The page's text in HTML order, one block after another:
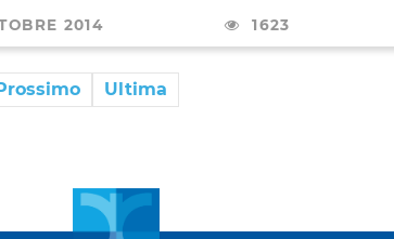
2014 1623
Ultima